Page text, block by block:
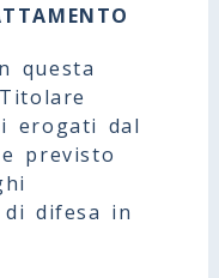
questa
erogati dal
previsto
difesa in